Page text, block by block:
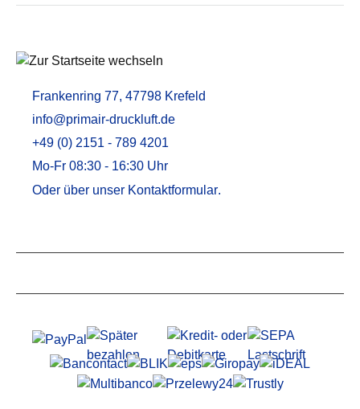
Frankenring 77, 47798 Krefeld
info@primair-druckluft.de
+49 (0) 2151 - 789 4201
Mo-Fr 08:30 - 16:30 Uhr
Oder über unser Kontaktformular.